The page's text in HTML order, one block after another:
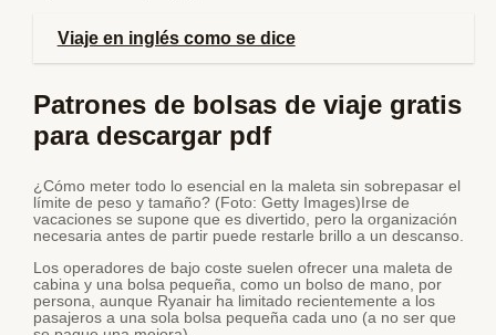
Viaje en inglés como se dice
Patrones de bolsas de viaje gratis
para descargar pdf
¿Cómo meter todo lo esencial en la maleta sin sobrepasar el
límite de peso y tamaño? (Foto: Getty Images)Irse de
vacaciones se supone que es divertido, pero la organización
necesaria antes de partir puede restarle brillo a un descanso.
Los operadores de bajo coste suelen ofrecer una maleta de
cabina y una bolsa pequeña, como un bolso de mano, por
persona, aunque Ryanair ha limitado recientemente a los
pasajeros a una sola bolsa pequeña cada uno (a no ser que